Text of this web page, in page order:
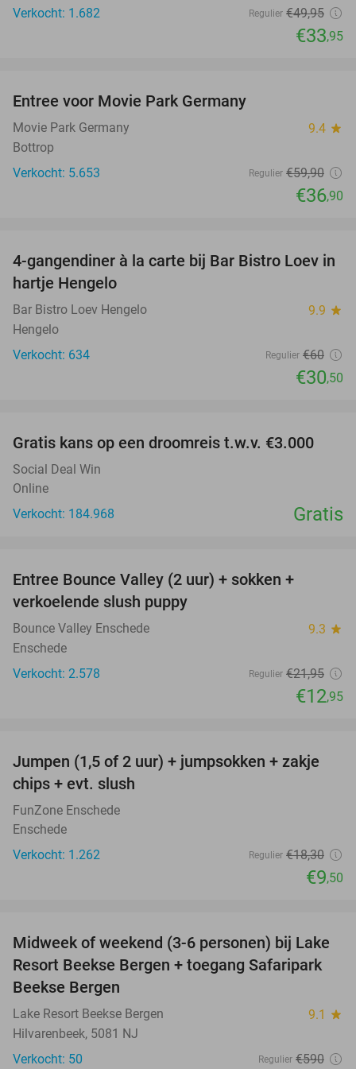
Verkocht: 1.682 Regulier €49,95
€33,95
Entree voor Movie Park Germany
Movie Park Germany 9.4 star
Bottrop
Verkocht: 5.653
Regulier €59,90
€36,90
49%
4-gangendiner à la carte bij Bar Bistro Loev in
hartje Hengelo
Bar Bistro Loev Hengelo 9.9 star
Hengelo
Verkocht: 634
Regulier €60
€30,50
Gratis kans op een droomreis t.w.v. €3.000
Social Deal Win
Online
Verkocht: 184.968
Gratis
Entree Bounce Valley (2 uur) + sokken +
verkoelende slush puppy
Bounce Valley Enschede 9.3 star
Enschede
Verkocht: 2.578
Regulier €21,95
€12,95
48%
Jumpen (1,5 of 2 uur) + jumpsokken + zakje
chips + evt. slush
FunZone Enschede
Enschede
Verkocht: 1.262
Regulier €18,30
€9,50
53%
Midweek of weekend (3-6 personen) bij Lake
Resort Beekse Bergen + toegang Safaripark
Beekse Bergen
Lake Resort Beekse Bergen 9.1 star
Hilvarenbeek, 5081 NJ
Verkocht: 50
Regulier €590